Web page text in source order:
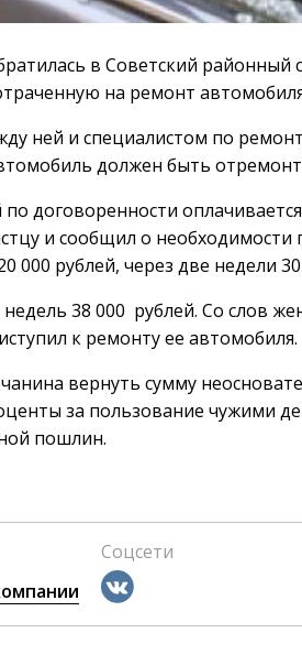
в Советский районный
на ремонт
ней и специалистом по
должен быть
договоренности
и сообщил о необходимости
000 рублей, через две недели
38 000 рублей. Со слов
к ремонту ее автомобиля.
вернуть сумму
за пользование чужими
пошлин.
Соцсети